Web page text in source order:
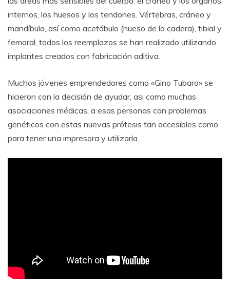
internos, los huesos y los tendones. Vértebras, cráneo y
mandíbula, así como acetábulo (hueso de la cadera), tibial y
femoral, todos los reemplazos se han realizado utilizando
implantes creados con fabricación aditiva.
Muchos jóvenes emprendedores como «Gino Tubaro» se
hicieron con la decisión de ayudar, asi como muchas
asociaciones médicas, a esas personas con problemas
genéticos con estas nuevas prótesis tan accesibles como
para tener una impresora y utilizarla.